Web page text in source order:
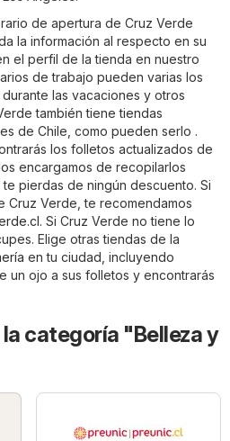
de apertura de Cruz Verde
la información al respecto en su
el perfil de la tienda en nuestro
de trabajo pueden varias los
las vacaciones y otros
también tiene tiendas
de Chile, como pueden serlo .
los folletos actualizados de
encargamos de recopilarlos
pierdas de ningún descuento. Si
Cruz Verde, te recomendamos
. Si Cruz Verde no tiene lo
Elige otras tiendas de la
en tu ciudad, incluyendo
un ojo a sus folletos y encontrarás
categoría "Belleza y